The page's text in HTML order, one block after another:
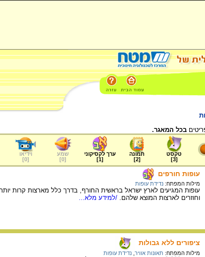
בכל המאגר.
טקסט
[
3
]
תמונה
[
2
]
ערך לקסיקוני
[
1
]
שמע
[
0
]
וידיאו
[
0
]
עופות חורפים
מילות המפתח: נדידת עופות
עופות המגיעים לארץ ישראל בראשית החורף, בדרך כלל מארצות קרות
וחוזרים לארצות המוצא שלהם. /למידע מלא...
ציפורים ללא גבולות
מילות המפתח: תאונות אוויר נדידת עופות